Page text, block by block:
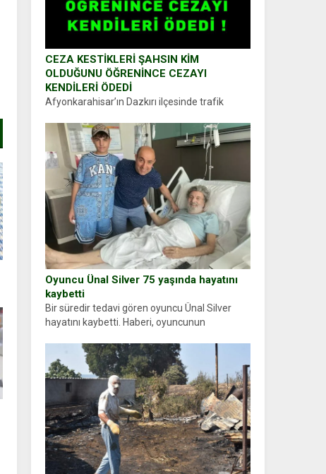
CEZA KESTİKLERİ ŞAHSIN KİM
OLDUĞUNU ÖĞRENİNCE CEZAYI
KENDİLERİ ÖDEDİ
Afyonkarahisar’ın Dazkırı ilçesinde trafik
durdurdukları bir otomobilin sürücüsünden
ehliyet ve ruhsat sorup belgelerini istedi.
Sürücü Abdurrahman Ö.nün verdiği evraklarda
eksik olduğunu...
Oyuncu Ünal Silver 75 yaşında hayatını
kaybetti
Bir süredir tedavi gören oyuncu Ünal Silver
hayatını kaybetti. Haberi, oyuncunun
sosyal medya hesabında “Usta Oyuncumuz ve
çok değerli dostumuz...